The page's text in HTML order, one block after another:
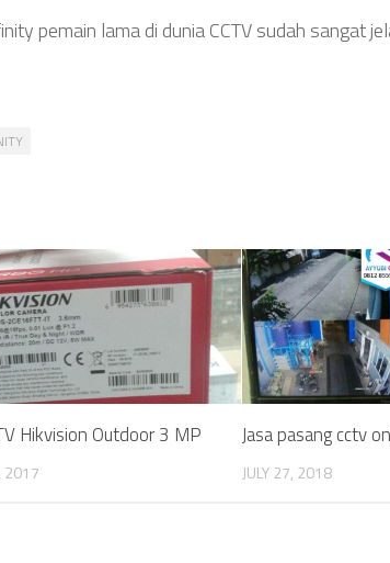
pemain lama di dunia CCTV sudah sangat
Hikvision Outdoor 3 MP
2017
Jasa pasang cctv
JULY 27, 2018